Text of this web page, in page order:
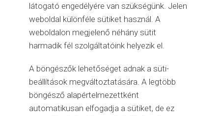
látogató engedélyére van szükségünk. Jelen
weboldal különféle sütiket használ. A
weboldalon megjelenő néhány sütit
harmadik fél szolgáltatóink helyezik el.
A böngészők lehetőséget adnak a süti-
beállítások megváltoztatására. A legtöbb
böngésző alapértelmezettként
automatikusan elfogadja a sütiket, de ez